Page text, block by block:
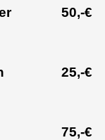
50,-€
25,-€
75,-€